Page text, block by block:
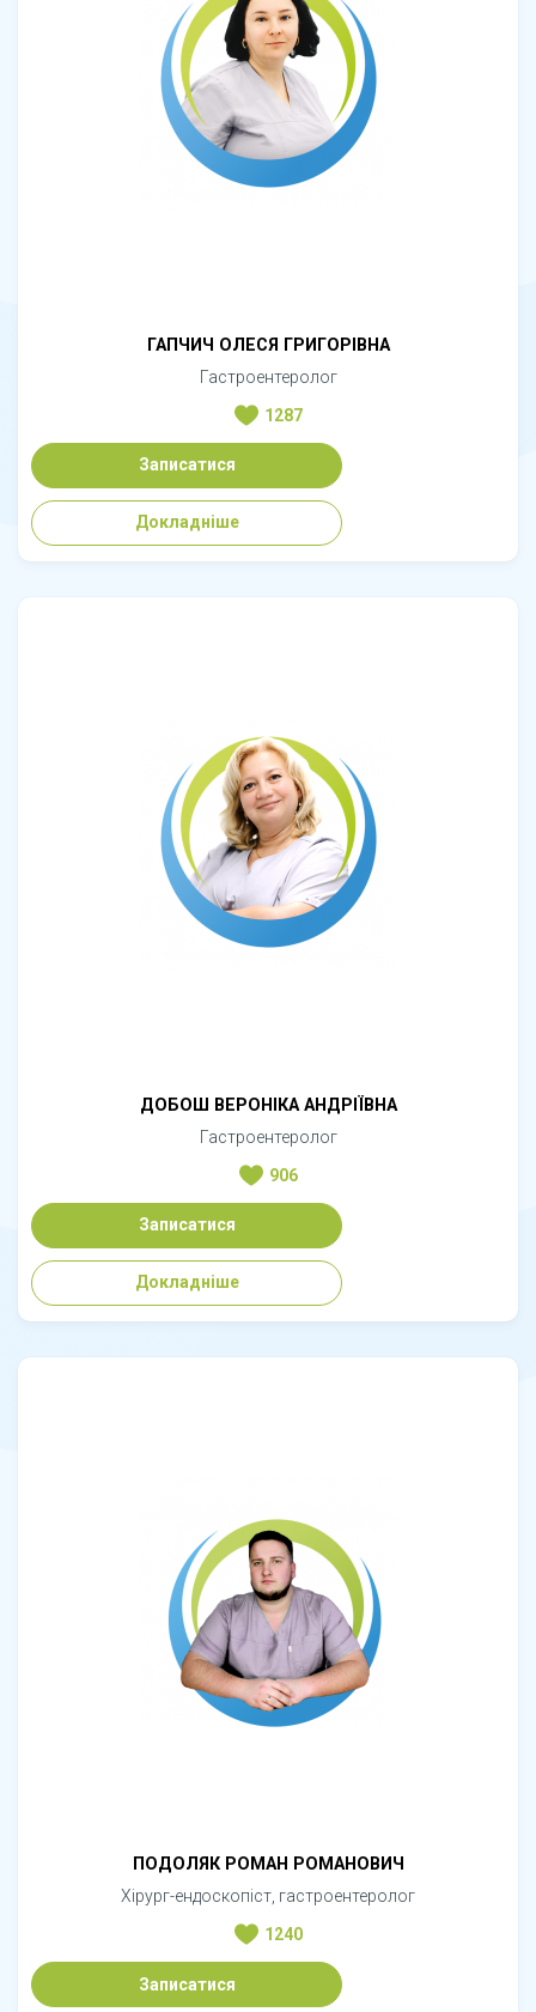
ГАПЧИЧ ОЛЕСЯ ГРИГОРІВНА
Гастроентеролог
1287
Записатися
Докладніше
ДОБОШ ВЕРОНІКА АНДРІЇВНА
Гастроентеролог
906
Записатися
Докладніше
ПОДОЛЯК РОМАН РОМАНОВИЧ
Хірург-ендоскопіст, гастроентеролог
1240
Записатися